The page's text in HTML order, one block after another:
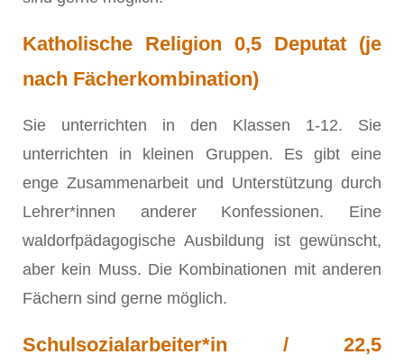
Katholische Religion 0,5 Deputat (je
nach Fächerkombination)
Sie unterrichten in den Klassen 1-12. Sie
unterrichten in kleinen Gruppen. Es gibt eine
enge Zusammenarbeit und Unterstützung durch
Lehrer*innen anderer Konfessionen. Eine
waldorfpädagogische Ausbildung ist gewünscht,
aber kein Muss. Die Kombinationen mit anderen
Fächern sind gerne möglich.
Schulsozialarbeiter*in / 22,5